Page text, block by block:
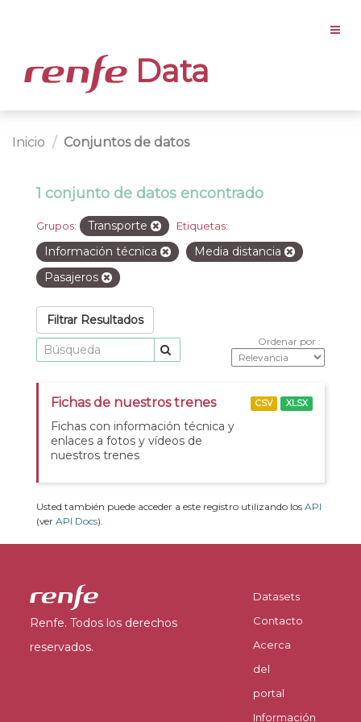
Data
Inicio Conjuntos de datos
1 conjunto de datos encontrado
Grupos: Transporte Etiquetas:
Información técnica
Media distancia
Pasajeros
Filtrar Resultados
Ordenar por
Fichas de nuestros trenes
Fichas con información técnica y
enlaces a fotos y vídeos de
nuestros trenes
CSV XLSX
Usted también puede acceder a este registro utilizando los API
(ver API Docs).
Renfe. Todos los derechos
reservados.
Datasets
Contacto
Acerca
del
portal
Información